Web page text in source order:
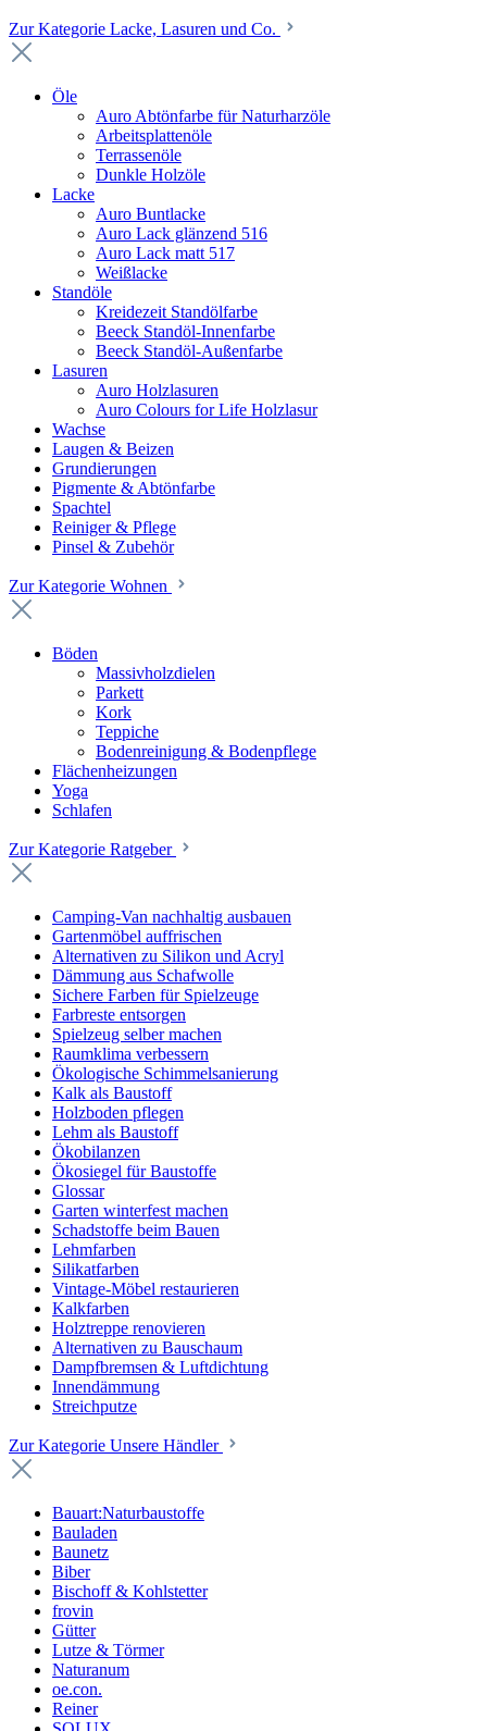
Zur Kategorie Lacke, Lasuren und Co.
Öle
Auro Abtönfarbe für Naturharzöle
Arbeitsplattenöle
Terrassenöle
Dunkle Holzöle
Lacke
Auro Buntlacke
Auro Lack glänzend 516
Auro Lack matt 517
Weißlacke
Standöle
Kreidezeit Standölfarbe
Beeck Standöl-Innenfarbe
Beeck Standöl-Außenfarbe
Lasuren
Auro Holzlasuren
Auro Colours for Life Holzlasur
Wachse
Laugen & Beizen
Grundierungen
Pigmente & Abtönfarbe
Spachtel
Reiniger & Pflege
Pinsel & Zubehör
Zur Kategorie Wohnen
Böden
Massivholzdielen
Parkett
Kork
Teppiche
Bodenreinigung & Bodenpflege
Flächenheizungen
Yoga
Schlafen
Zur Kategorie Ratgeber
Camping-Van nachhaltig ausbauen
Gartenmöbel auffrischen
Alternativen zu Silikon und Acryl
Dämmung aus Schafwolle
Sichere Farben für Spielzeuge
Farbreste entsorgen
Spielzeug selber machen
Raumklima verbessern
Ökologische Schimmelsanierung
Kalk als Baustoff
Holzboden pflegen
Lehm als Baustoff
Ökobilanzen
Ökosiegel für Baustoffe
Glossar
Garten winterfest machen
Schadstoffe beim Bauen
Lehmfarben
Silikatfarben
Vintage-Möbel restaurieren
Kalkfarben
Holztreppe renovieren
Alternativen zu Bauschaum
Dampfbremsen & Luftdichtung
Innendämmung
Streichputze
Zur Kategorie Unsere Händler
Bauart:Naturbaustoffe
Bauladen
Baunetz
Biber
Bischoff & Kohlstetter
frovin
Gütter
Lutze & Törmer
Naturanum
oe.con.
Reiner